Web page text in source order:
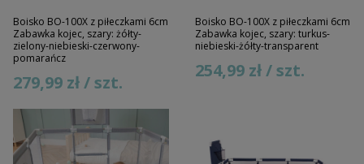
Boisko BO-100X z piłeczkami 6cm
Zabawka kojec, szary: żółty-
zielony-niebieski-czerwony-
pomarańcz
279,99 zł / szt.
Boisko BO-100X z piłeczkami 6cm
Zabawka kojec, szary: turkus-
niebieski-żółty-transparent
254,99 zł / szt.